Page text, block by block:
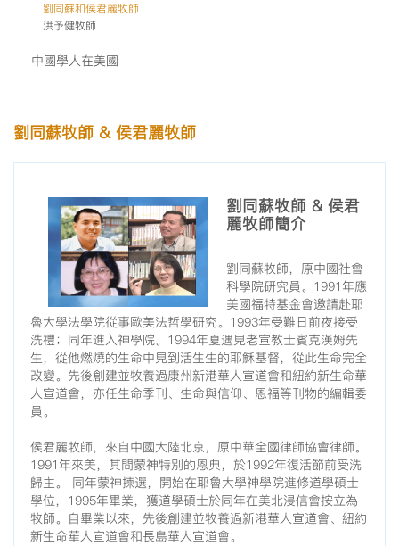
劉同蘇和侯君麗牧師
洪予健牧師
中國學人在美國
劉同蘇牧師 & 侯君麗牧師
劉同蘇牧師 & 侯君
麗牧師簡介
劉同蘇牧師，原中國社會
科學院研究員。1991年應
美國福特基金會邀請赴耶
魯大學法學院從事歐美法哲學研究。1993年受難日前夜接受
洗禮；同年進入神學院。1994年夏遇見老宣教士賓克漢姆先
生，從他燃燒的生命中見到活生生的耶穌基督，從此生命完全
改變。先後創建並牧養過康州新港華人宣道會和紐約新生命華
人宣道會，亦任生命季刊、生命與信仰、恩福等刊物的編輯委
員。
侯君麗牧師，來自中國大陸北京，原中華全國律師協會律師。
1991年來美，其間蒙神特別的恩典，於1992年復活節前受洗
歸主。 同年蒙神揀選，開始在耶魯大學神學院進修道學碩士
學位，1995年畢業，獲道學碩士於同年在美北浸信會按立為
牧師。自畢業以來，先後創建並牧養過新港華人宣道會、紐約
新生命華人宣道會和長島華人宣道會。